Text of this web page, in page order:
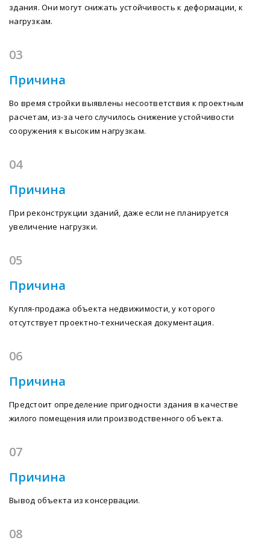
здания. Они могут снижать устойчивость к деформации, к
нагрузкам.
03
Причина
Во время стройки выявлены несоответствия к проектным
расчетам, из-за чего случилось снижение устойчивости
сооружения к высоким нагрузкам.
04
Причина
При реконструкции зданий, даже если не планируется
увеличение нагрузки.
05
Причина
Купля-продажа объекта недвижимости, у которого
отсутствует проектно-техническая документация.
06
Причина
Предстоит определение пригодности здания в качестве
жилого помещения или производственного объекта.
07
Причина
Вывод объекта из консервации.
08